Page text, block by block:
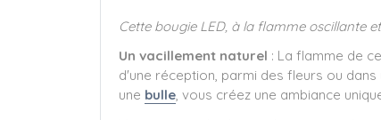
Cette bougie LED, à la flamme oscillante
Un vacillement naturel : La flamme de
d'une réception, parmi des fleurs ou dans
une bulle, vous créez une ambiance